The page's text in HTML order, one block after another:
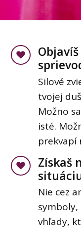
Silové
tvojej
Možno
isté.
prekvapí
Získaš
Nie cez
vhľady,